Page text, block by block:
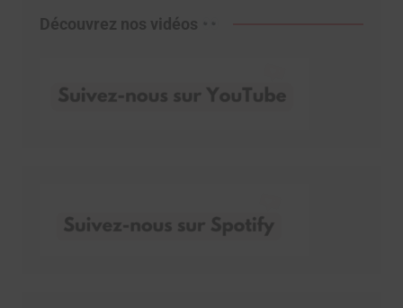
Découvrez nos vidéos